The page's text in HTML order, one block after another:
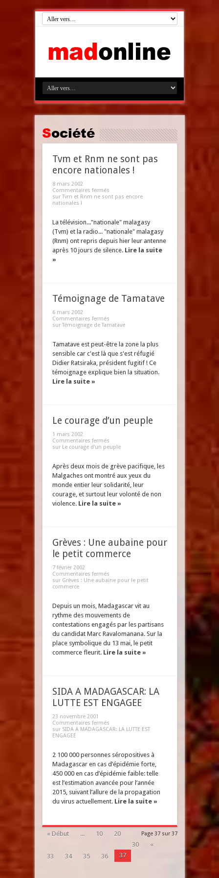
Société
Tvm et Rnm ne sont pas
encore nationales !
8 mars 2002
Commentaires fermés
sur Tvm et Rnm ne sont pas encore
nationales !
La télévision..."nationale" malagasy
(Tvm) et la radio... "nationale" malagasy
(Rnm) ont repris depuis hier leur antenne
après 10 jours de silence. Lire la suite
»
Témoignage de Tamatave
6 mars 2002
Commentaires fermés
sur Témoignage de Tamatave
Tamatave est peut-être la zone la plus
sensible car c'est là que s'est réfugié
Didier Ratsiraka, président fugitif ! Ce
témoignage explique bien la situation.
Lire la suite »
Le courage d’un peuple
1 mars 2002
Commentaires fermés
sur Le courage d’un peuple
Après deux mois de grève pacifique, les
Malgaches ont montré aux yeux du
monde entier leur solidarité, leur
courage, et surtout leur volonté de non
violence. Lire la suite »
Grèves : Une aubaine pour
le petit commerce
7 février 2002
Commentaires fermés
sur Grèves : Une aubaine pour le petit
commerce
Depuis un mois, Madagascar vit au
rythme des mouvements de
contestations engagés par les partisans
du candidat Marc Ravalomanana. Sur la
place symbolique du 13 mai, le petit
commerce fleurit. Lire la suite »
SIDA A MADAGASCAR: LA
LUTTE EST ENGAGEE
23 novembre 2001
Commentaires fermés
sur SIDA A MADAGASCAR: LA LUTTE EST
ENGAGEE
2 100 000 personnes séropositives à
Madagascar en cas d’épidémie forte,
450 000 en cas d’épidémie faible: telle
est l’estimation avancée pour l’année
2015, suivant l’allure de la propagation
du virus actuellement. Lire la suite »
Page 37 sur 37
« Début ... 10
20
30
«
33
34 35 36 37